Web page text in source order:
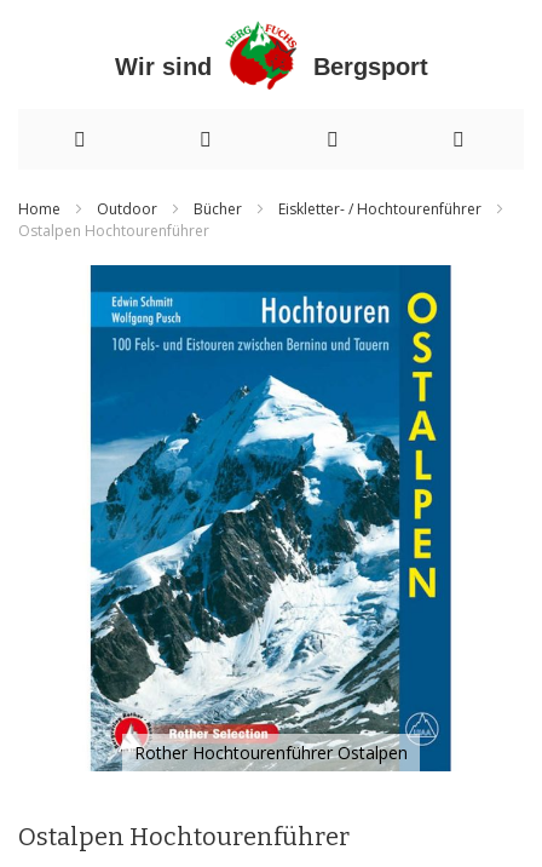
Wir sind Bergsport
zum
Home Outdoor Bücher
Eiskletter- / Hochtourenführer
Ostalpen Hochtourenführer
Bildergalerie
Rother Hochtourenführer Ostalpen
der
Bildergalerie
Ostalpen Hochtourenführer